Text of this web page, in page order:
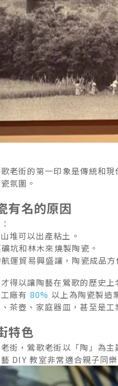
老街的第一印象是傳統和
氛圍。
有名的原因
堆可以出產粘土。
坑和林木來燒製陶瓷。
運貿易興盛讓，陶瓷成品方
得以讓陶藝在鶯歌的歷史
廠有 80% 以上為陶瓷製造
茶壺、家庭器皿，甚至是
特色
街，鶯歌老街以「陶」為
DIY 教室非常適合親子同